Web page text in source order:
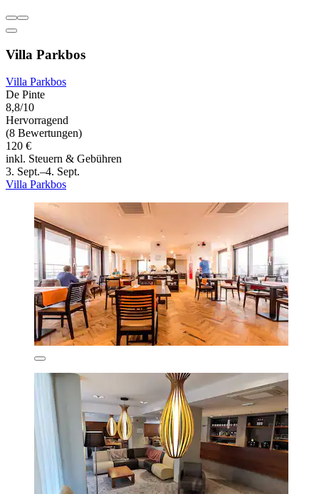
Villa Parkbos
Villa Parkbos
De Pinte
8,8/10
Hervorragend
(8 Bewertungen)
120 €
inkl. Steuern & Gebühren
3. Sept.–4. Sept.
Villa Parkbos